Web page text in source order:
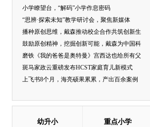
小学瞭望台，“解码”小学作息密码
“思辨·探索未知”教学研讨会，聚焦新媒体
播种原创思维，戴森推动校企合作共筑创新生
鼓励原创精神，挖掘创新可能，戴森为中国科
磨铁《我的爸爸是奥特曼》宫西达也给所有父
斑马家政云重磅发布HCST家庭育儿新模式
上飞书8个月，海亮硕果累累，产出百余案例
幼升小 重点小学